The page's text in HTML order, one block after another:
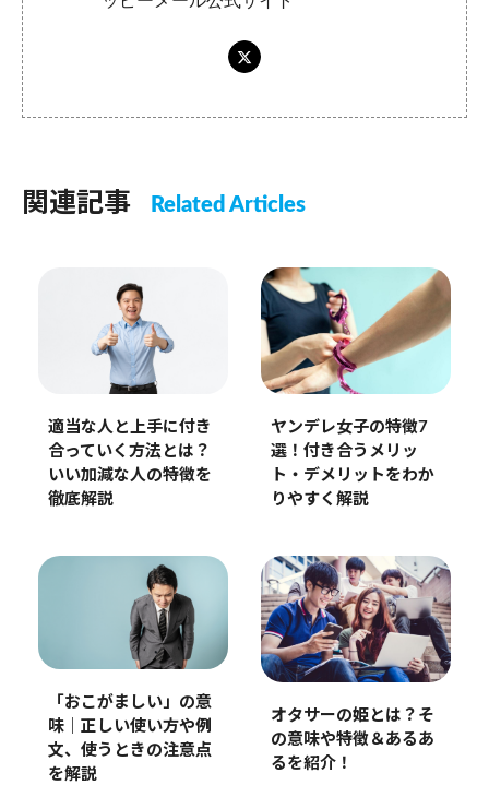
関連記事 Related Articles
適当な人と上手に付き
合っていく方法とは？
いい加減な人の特徴を
徹底解説
ヤンデレ女子の特徴7
選！付き合うメリッ
ト・デメリットをわか
りやすく解説
「おこがましい」の意
味｜正しい使い方や例
文、使うときの注意点
を解説
オタサーの姫とは？そ
の意味や特徴＆あるあ
るを紹介！